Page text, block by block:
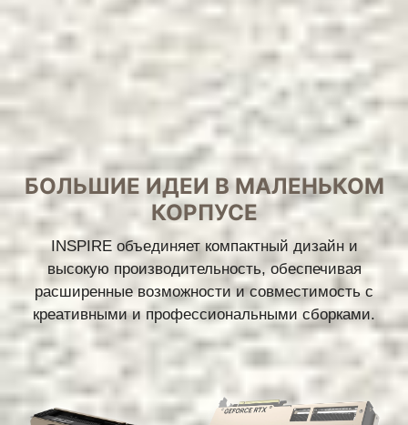
БОЛЬШИЕ ИДЕИ В МАЛЕНЬКОМ
КОРПУСЕ
INSPIRE объединяет компактный дизайн и
высокую производительность, обеспечивая
расширенные возможности и совместимость с
креативными и профессиональными сборками.